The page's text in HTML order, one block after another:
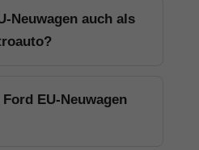
Neuwagen auch als
EU-Neuwagen